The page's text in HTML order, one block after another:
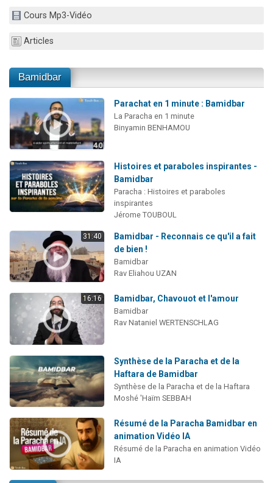
Cours Mp3-Vidéo
Articles
Bamidbar
Parachat en 1 minute : Bamidbar
La Paracha en 1 minute
Binyamin BENHAMOU
Histoires et paraboles inspirantes -
Bamidbar
Paracha : Histoires et paraboles
inspirantes
Jérome TOUBOUL
31:40
Bamidbar - Reconnais ce qu'il a fait
de bien !
Bamidbar
Rav Eliahou UZAN
16:16 Bamidbar, Chavouot et l'amour
Bamidbar
Rav Nataniel WERTENSCHLAG
Synthèse de la Paracha et de la
Haftara de Bamidbar
Synthèse de la Paracha et de la Haftara
Moshé 'Haïm SEBBAH
Résumé de la Paracha Bamidbar en
animation Vidéo IA
Résumé de la Paracha en animation Vidéo
IA